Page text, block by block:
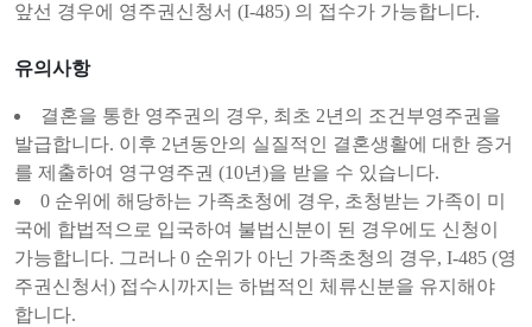
앞선 경우에 영주권신청서 (I-485) 의 접수가 가능합니다.
유의사항
결혼을 통한 영주권의 경우, 최초 2년의 조건부영주권을
발급합니다. 이후 2년동안의 실질적인 결혼생활에 대한 증거
를 제출하여 영구영주권 (10년)을 받을 수 있습니다.
0 순위에 해당하는 가족초청에 경우, 초청받는 가족이 미
국에 합법적으로 입국하여 불법신분이 된 경우에도 신청이
가능합니다. 그러나 0 순위가 아닌 가족초청의 경우, I-485 (영
주권신청서) 접수시까지는 하법적인 체류신분을 유지해야
합니다.